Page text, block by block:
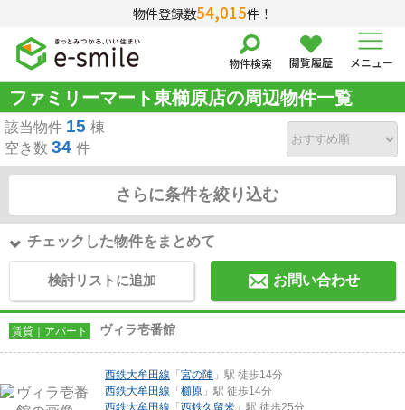
物件登録数54,015件！
物件検索 閲覧履歴 メニュー
ファミリーマート東櫛原店の周辺物件一覧
該当物件 15 棟
空き数 34 件
さらに条件を絞り込む
チェックした物件をまとめて
検討リストに追加 お問い合わせ
賃貸｜アパート ヴィラ壱番館
西鉄大牟田線 「宮の陣 」駅 徒歩14分
西鉄大牟田線 「櫛原 」駅 徒歩14分
西鉄大牟田線 「西鉄久留米 」駅 徒歩25分